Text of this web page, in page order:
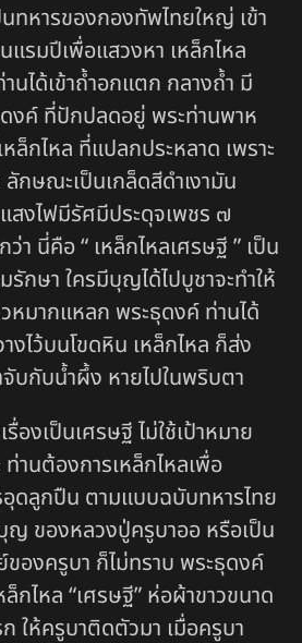
ทหารของกองทัพไทยใหญ่ เข้า
แรมปีเพื่อแสวงหา เหล็กไหล
ได้เข้าถ้ำอกแตก กลางถ้ำ มี
งค์ ที่ปักปลดอยู่ พระท่านพาห
ล็กไหล ที่แปลกประหลาด เพราะ
ลักษณะเป็นเกล็ดสีดำเงามัน
สงไฟมีรัศมีประดุจเพชร ๗
า นี่คือ “ เหล็กไหลเศรษฐี ” เป็น
รักษา ใครมีบุญได้ไปบูชาจะทำให้
หมากแหลก พระธุดงค์ ท่านได้
งไว้บนโขดหิน เหล็กไหล ก็ส่ง
บกับน้ำผึ้ง หายไปในพริบตา
องเป็นเศรษฐี ไม่ใช้เป้าหมาย
ท่านต้องการเหล็กไหลเพื่อ
ดลูกปืน ตามแบบฉบับทหารไทย
ของหลวงปู่ครูบาออ หรือเป็น
งครูบา ก็ไม่ทราบ พระธุดงค์
กไหล “เศรษฐี” ห่อผ้าขาวขนาด
ให้ครูบาติดตัวมา เมื่อครูบา